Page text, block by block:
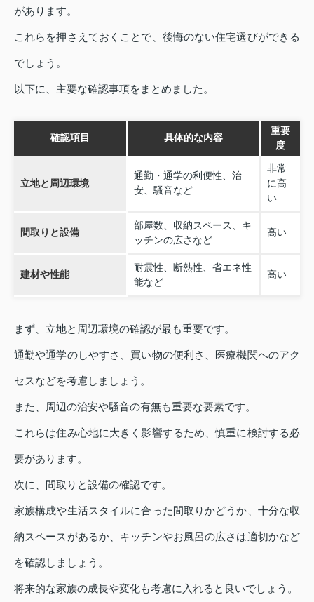
があります。
これらを押さえておくことで、後悔のない住宅選びができる
でしょう。
以下に、主要な確認事項をまとめました。
確認項目 具体的な内容
重要
度
立地と周辺環境
通勤・通学の利便性、治
安、騒音など
非常
に高
い
間取りと設備
部屋数、収納スペース、キ
ッチンの広さなど
高い
建材や性能
耐震性、断熱性、省エネ性
能など
高い
まず、立地と周辺環境の確認が最も重要です。
通勤や通学のしやすさ、買い物の便利さ、医療機関へのアク
セスなどを考慮しましょう。
また、周辺の治安や騒音の有無も重要な要素です。
これらは住み心地に大きく影響するため、慎重に検討する必
要があります。
次に、間取りと設備の確認です。
家族構成や生活スタイルに合った間取りかどうか、十分な収
納スペースがあるか、キッチンやお風呂の広さは適切かなど
を確認しましょう。
将来的な家族の成長や変化も考慮に入れると良いでしょう。